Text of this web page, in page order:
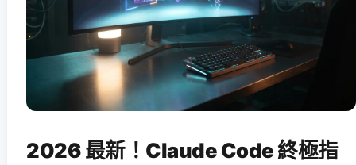
2026 最新！Claude Code 終極指